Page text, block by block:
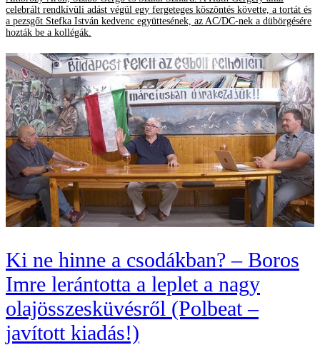
celebrált rendkívüli adást végül egy fergeteges köszöntés követte, a tortát és
a pezsgőt Stefka István kedvenc együttesének, az AC/DC-nek a dübörgésére
hozták be a kollégák.
Ki ne hinne a csodákban? – Boros
Imre lerántotta a leplet a nagy
olajösszesküvésről (Polbeat –
javított kiadás!)